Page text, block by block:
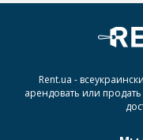
Rent.ua -
арендовать или